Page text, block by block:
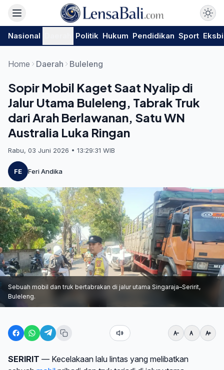
Nasional Politik Hukum Pendidikan Sport
Home Daerah Buleleng
Sopir Mobil Kaget Saat Nyalip di
Jalur Utama Buleleng, Tabrak Truk
dari Arah Berlawanan, Satu WN
Australia Luka Ringan
Rabu, 03 Juni 2026 • 13:29:31 WIB
FE Feri Andika
Sebuah mobil dan truk bertabrakan di jalur utama Singaraja–Seririt,
Buleleng.
SERIRIT — Kecelakaan lalu lintas yang melibatkan